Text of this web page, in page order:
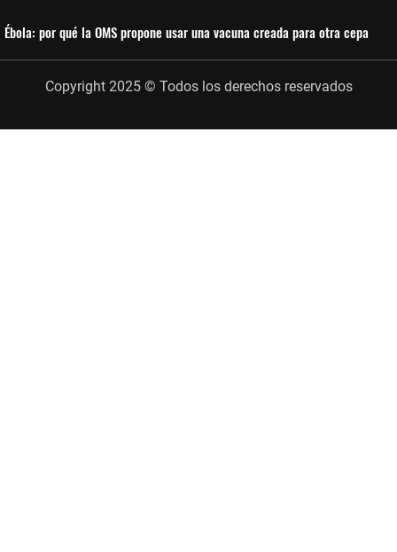
Ébola: por qué la OMS propone usar una vacuna creada para otra cepa
Copyright 2025 © Todos los derechos reservados